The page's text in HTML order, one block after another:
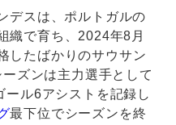
デスは、ポルトガルの
織で育ち、2024年8月
したばかりのサウサン
ズンは主力選手として
ル6アシストを記録し
最下位でシーズンを終